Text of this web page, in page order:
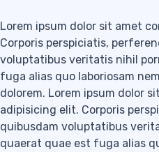
Lorem ipsum dolor sit amet
Corporis perspiciatis,
voluptatibus veritatis nihil
fuga alias quo laboriosam
dolorem. Lorem ipsum dolor
adipisicing elit. Corporis
quibusdam voluptatibus
quaerat quae est fuga alias